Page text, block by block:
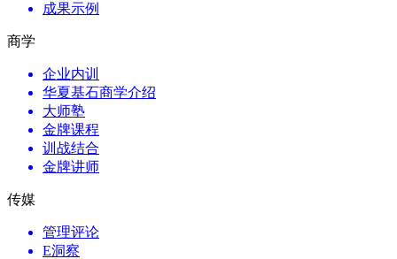
成果示例
商学
企业内训
华夏基石商学介绍
大师塾
金牌课程
训战结合
金牌讲师
传媒
管理评论
E洞察